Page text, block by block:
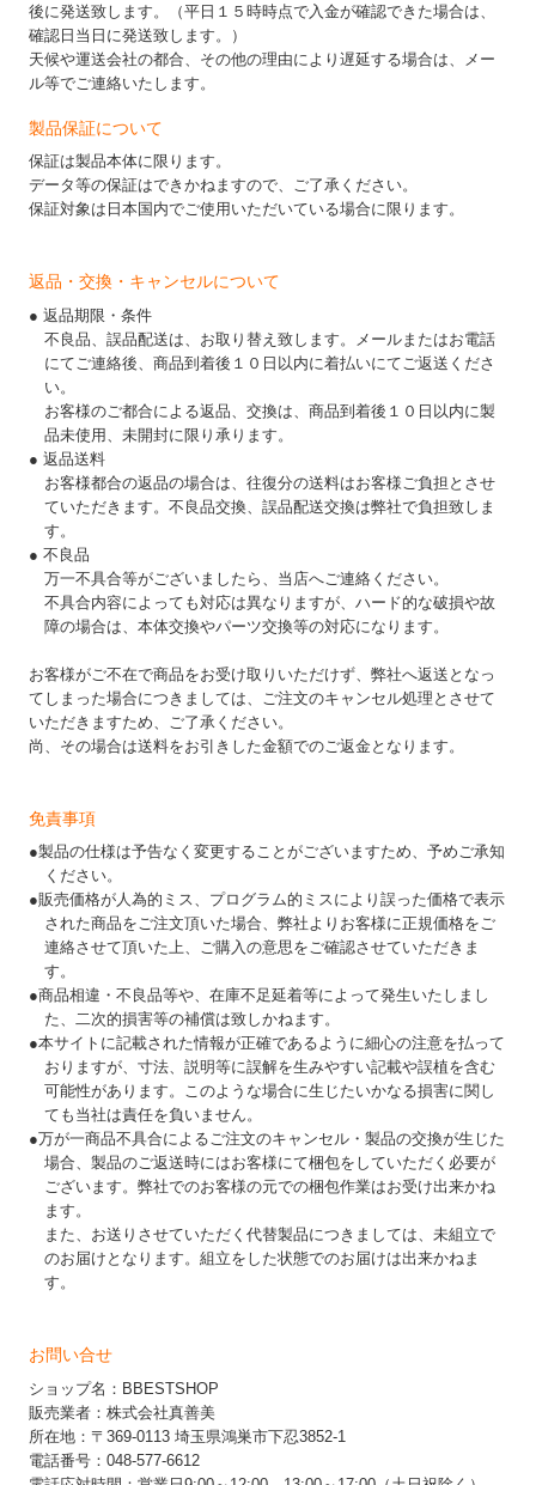
後に発送致します。（平日１５時時点で入金が確認できた場合は、
確認日当日に発送致します。）
天候や運送会社の都合、その他の理由により遅延する場合は、メー
ル等でご連絡いたします。
製品保証について
保証は製品本体に限ります。
データ等の保証はできかねますので、ご了承ください。
保証対象は日本国内でご使用いただいている場合に限ります。
返品・交換・キャンセルについて
● 返品期限・条件
不良品、誤品配送は、お取り替え致します。メールまたはお電話
にてご連絡後、商品到着後１０日以内に着払いにてご返送くださ
い。
お客様のご都合による返品、交換は、商品到着後１０日以内に製
品未使用、未開封に限り承ります。
● 返品送料
お客様都合の返品の場合は、往復分の送料はお客様ご負担とさせ
ていただきます。不良品交換、誤品配送交換は弊社で負担致しま
す。
● 不良品
万一不具合等がございましたら、当店へご連絡ください。
不具合内容によっても対応は異なりますが、ハード的な破損や故
障の場合は、本体交換やパーツ交換等の対応になります。
お客様がご不在で商品をお受け取りいただけず、弊社へ返送となっ
てしまった場合につきましては、ご注文のキャンセル処理とさせて
いただきますため、ご了承ください。
尚、その場合は送料をお引きした金額でのご返金となります。
免責事項
●製品の仕様は予告なく変更することがございますため、予めご承知
ください。
●販売価格が人為的ミス、プログラム的ミスにより誤った価格で表示
された商品をご注文頂いた場合、弊社よりお客様に正規価格をご
連絡させて頂いた上、ご購入の意思をご確認させていただきま
す。
●商品相違・不良品等や、在庫不足延着等によって発生いたしまし
た、二次的損害等の補償は致しかねます。
●本サイトに記載された情報が正確であるように細心の注意を払って
おりますが、寸法、説明等に誤解を生みやすい記載や誤植を含む
可能性があります。このような場合に生じたいかなる損害に関し
ても当社は責任を負いません。
●万が一商品不具合によるご注文のキャンセル・製品の交換が生じた
場合、製品のご返送時にはお客様にて梱包をしていただく必要が
ございます。弊社でのお客様の元での梱包作業はお受け出来かね
ます。
また、お送りさせていただく代替製品につきましては、未組立で
のお届けとなります。組立をした状態でのお届けは出来かねま
す。
お問い合せ
ショップ名：BBESTSHOP
販売業者：株式会社真善美
所在地：〒369-0113 埼玉県鴻巣市下忍3852-1
電話番号：048-577-6612